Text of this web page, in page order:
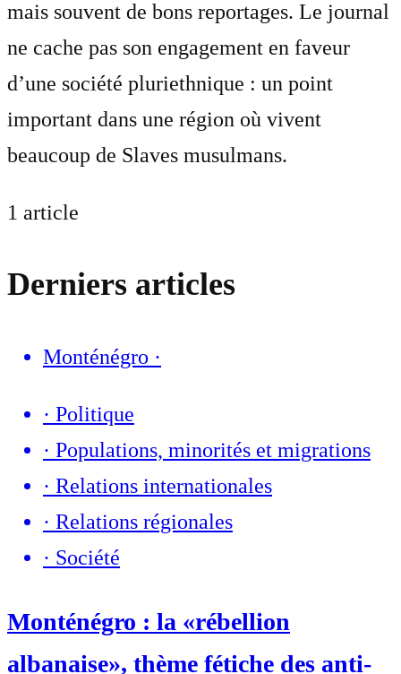
mais souvent de bons reportages. Le journal
ne cache pas son engagement en faveur
d’une société pluriethnique : un point
important dans une région où vivent
beaucoup de Slaves musulmans.
1 article
Derniers articles
Monténégro ·
· Politique
· Populations, minorités et migrations
· Relations internationales
· Relations régionales
· Société
Monténégro : la «rébellion
albanaise», thème fétiche des anti-